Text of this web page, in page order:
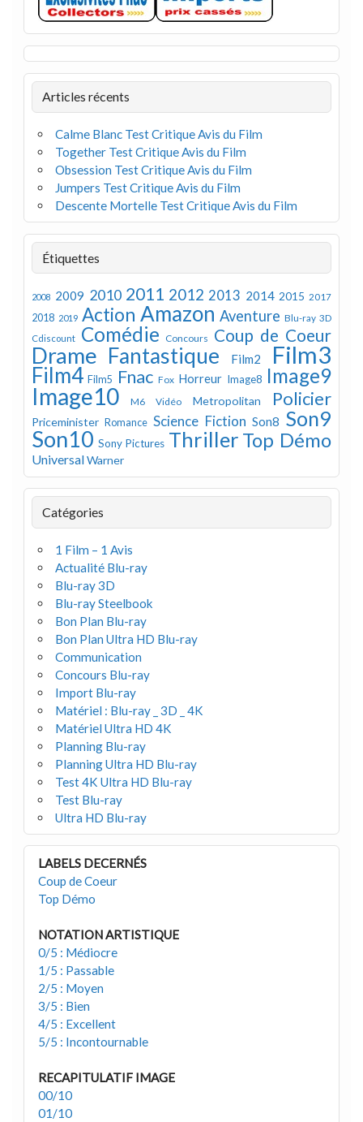
Articles récents
Calme Blanc Test Critique Avis du Film
Together Test Critique Avis du Film
Obsession Test Critique Avis du Film
Jumpers Test Critique Avis du Film
Descente Mortelle Test Critique Avis du Film
Étiquettes
2008 2009 2010 2011 2012 2013 2014 2015 2017
2018 2019 Action Amazon Aventure Blu-ray 3D
Cdiscount Comédie Concours Coup de Coeur
Drame Fantastique Film2 Film3
Film4 Film5 Fnac Fox Horreur Image8 Image9
Image10 M6 Vidéo Metropolitan Policier
Priceminister Romance Science Fiction Son8 Son9
Son10 Sony Pictures Thriller Top Démo
UniversalWarner
Catégories
1 Film – 1 Avis
Actualité Blu-ray
Blu-ray 3D
Blu-ray Steelbook
Bon Plan Blu-ray
Bon Plan Ultra HD Blu-ray
Communication
Concours Blu-ray
Import Blu-ray
Matériel : Blu-ray _ 3D _ 4K
Matériel Ultra HD 4K
Planning Blu-ray
Planning Ultra HD Blu-ray
Test 4K Ultra HD Blu-ray
Test Blu-ray
Ultra HD Blu-ray
LABELS DECERNÉS
Coup de Coeur
Top Démo
NOTATION ARTISTIQUE
0/5 : Médiocre
1/5 : Passable
2/5 : Moyen
3/5 : Bien
4/5 : Excellent
5/5 : Incontournable
RECAPITULATIF IMAGE
00/10
01/10